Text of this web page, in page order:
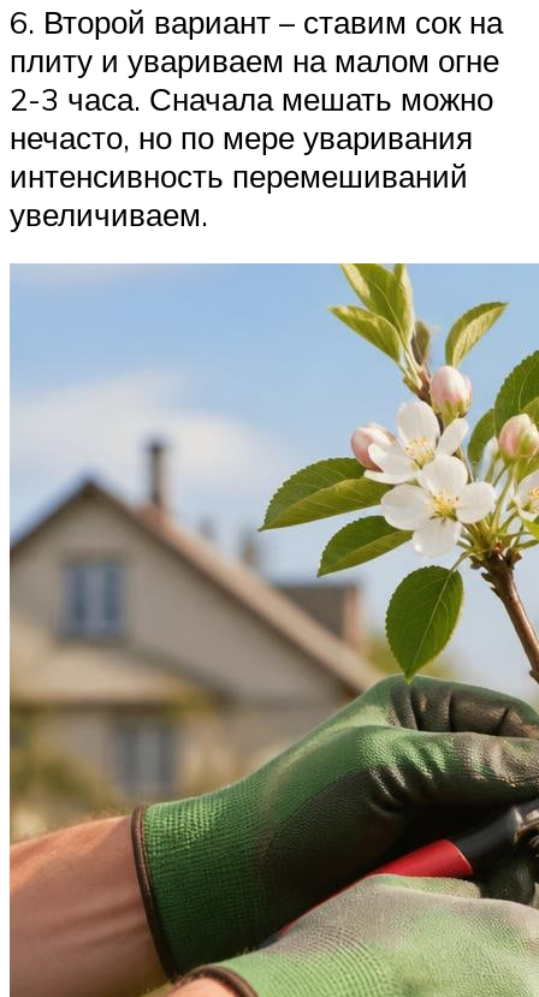
6. Второй вариант – ставим сок на
плиту и увариваем на малом огне
2-3 часа. Сначала мешать можно
нечасто, но по мере уваривания
интенсивность перемешиваний
увеличиваем.